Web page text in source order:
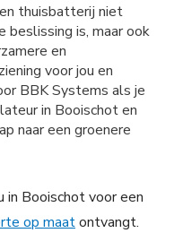
thuisbatterij niet
beslissing is, maar ook
en
voor jou en
BBK Systems als je
in Booischot en
naar een groenere
in Booischot voor een
op maatontvangt.